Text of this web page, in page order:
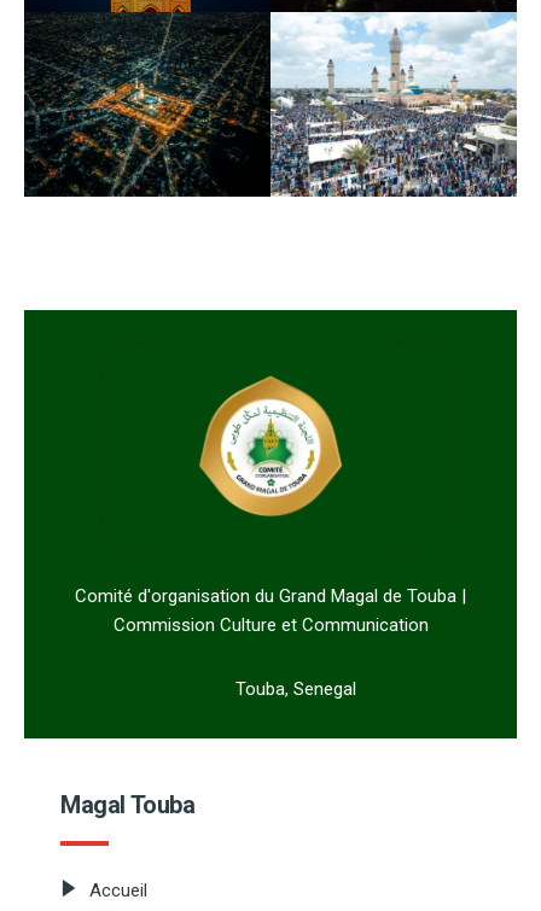
Comité d'organisation du Grand Magal de Touba |
Commission Culture et Communication
Touba, Senegal
Magal Touba
Accueil